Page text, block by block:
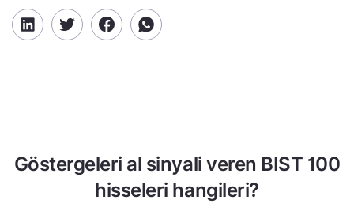
Göstergeleri al sinyali veren BIST 100
hisseleri hangileri?